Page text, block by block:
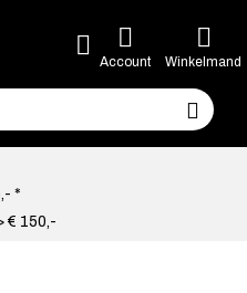
Account Winkelmand
*
€ 150,-